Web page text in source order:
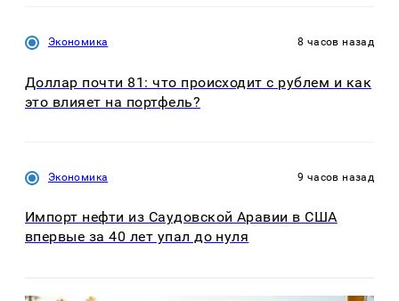
Экономика 8 часов назад
Доллар почти 81: что происходит с рублем и как
это влияет на портфель?
Экономика 9 часов назад
Импорт нефти из Саудовской Аравии в США
впервые за 40 лет упал до нуля